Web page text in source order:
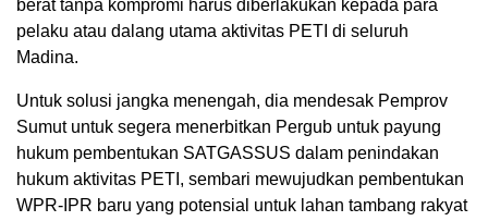
berat tanpa kompromi harus diberlakukan kepada para
pelaku atau dalang utama aktivitas PETI di seluruh
Madina.
Untuk solusi jangka menengah, dia mendesak Pemprov
Sumut untuk segera menerbitkan Pergub untuk payung
hukum pembentukan SATGASSUS dalam penindakan
hukum aktivitas PETI, sembari mewujudkan pembentukan
WPR-IPR baru yang potensial untuk lahan tambang rakyat